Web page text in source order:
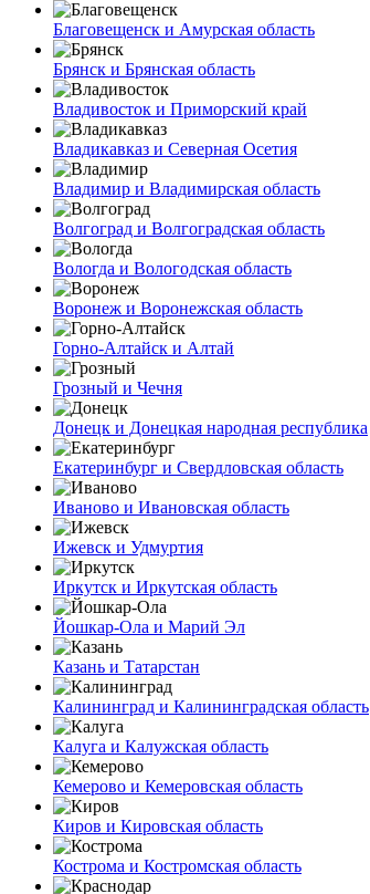
Благовещенск и Амурская область
Брянск и Брянская область
Владивосток и Приморский край
Владикавказ и Северная Осетия
Владимир и Владимирская область
Волгоград и Волгоградская область
Вологда и Вологодская область
Воронеж и Воронежская область
Горно-Алтайск и Алтай
Грозный и Чечня
Донецк и Донецкая народная республика
Екатеринбург и Свердловская область
Иваново и Ивановская область
Ижевск и Удмуртия
Иркутск и Иркутская область
Йошкар-Ола и Марий Эл
Казань и Татарстан
Калининград и Калининградская область
Калуга и Калужская область
Кемерово и Кемеровская область
Киров и Кировская область
Кострома и Костромская область